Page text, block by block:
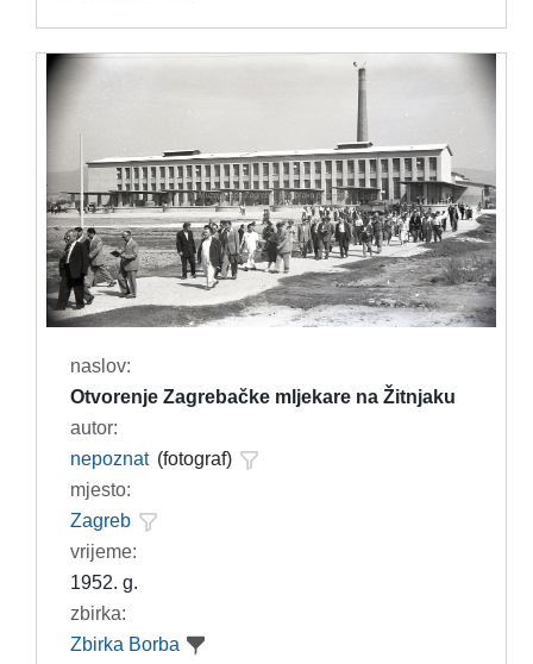
naslov:
Otvorenje Zagrebačke mljekare na Žitnjaku
autor:
nepoznat (fotograf)
mjesto:
Zagreb
vrijeme:
1952. g.
zbirka:
Zbirka Borba